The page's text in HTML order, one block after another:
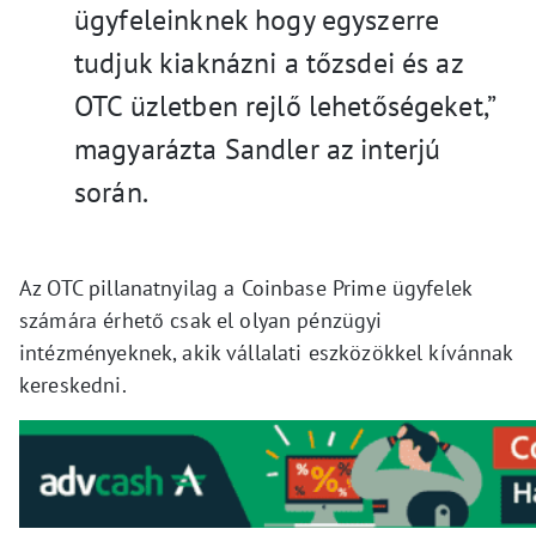
ügyfeleinknek hogy egyszerre
tudjuk kiaknázni a tőzsdei és az
OTC üzletben rejlő lehetőségeket,”
magyarázta Sandler az interjú
során.
Az OTC pillanatnyilag a Coinbase Prime ügyfelek
számára érhető csak el olyan pénzügyi
intézményeknek, akik vállalati eszközökkel kívánnak
kereskedni.